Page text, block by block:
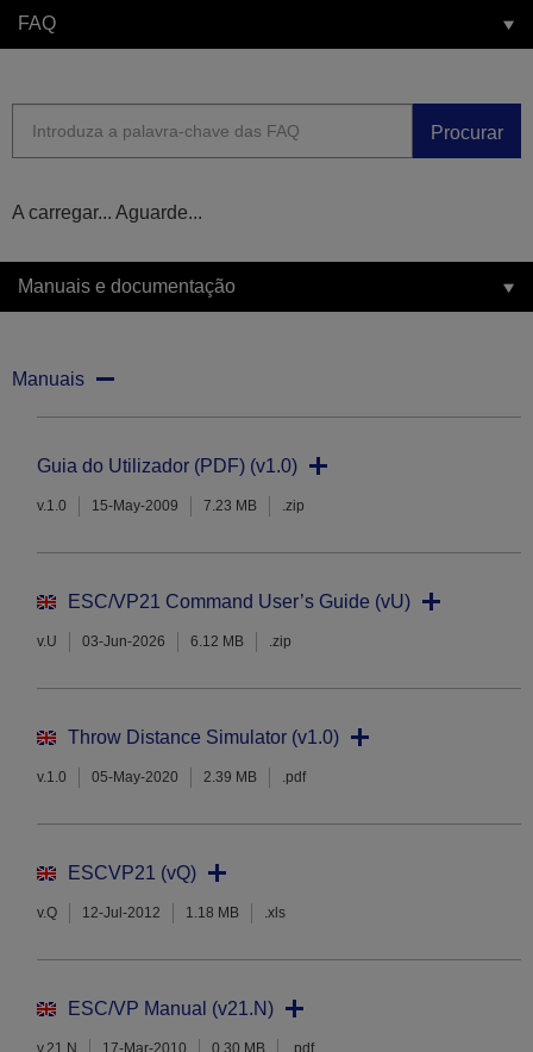
FAQ
Procurar
A carregar... Aguarde...
Manuais e documentação
Manuais
Guia do Utilizador (PDF) (v1.0)
v.1.0 15-May-2009 7.23 MB .zip
ESC/VP21 Command User’s Guide (vU)
v.U 03-Jun-2026 6.12 MB .zip
Throw Distance Simulator (v1.0)
v.1.0 05-May-2020 2.39 MB .pdf
ESCVP21 (vQ)
v.Q 12-Jul-2012 1.18 MB .xls
ESC/VP Manual (v21.N)
v.21.N 17-Mar-2010 0.30 MB .pdf